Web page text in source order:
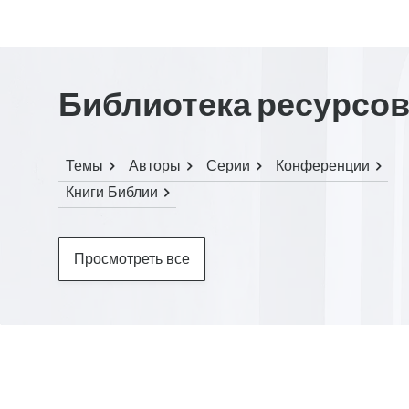
Библиотека ресурсов
Темы Авторы Серии
Конференции
Книги Библии
Просмотреть все